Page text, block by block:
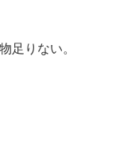
りない。